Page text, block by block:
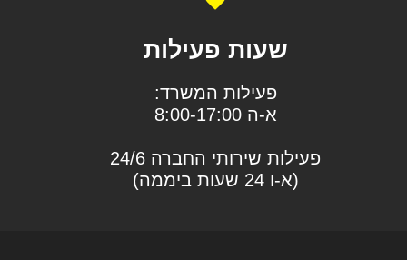
שעות פעילות
פעילות המשרד:
א-ה 8:00-17:00
פעילות שירותי החברה 24/6
(א-ו 24 שעות ביממה)